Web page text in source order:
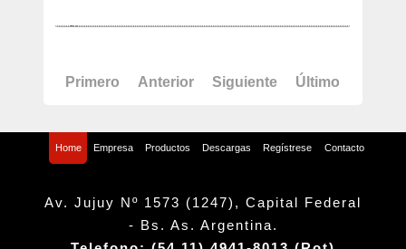
Primero Anterior Siguiente Último
Home Empresa Productos Descargas Regístrese Contacto
Av. Jujuy Nº 1573 (1247), Capital Federal
- Bs. As. Argentina.